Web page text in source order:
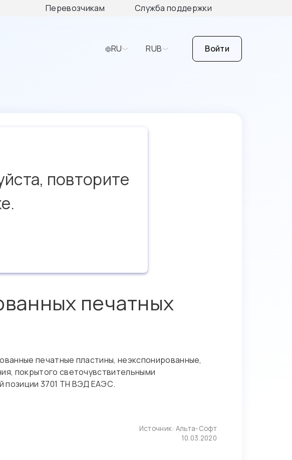
Перевозчикам Служба поддержки
RU RUB Войти
повторите
печатных
печатные пластины, неэкспонированные,
покрытого светочувствительными
позиции 3701 ТН ВЭД ЕАЭС.
Источник: Альта-Софт
10.03.2020